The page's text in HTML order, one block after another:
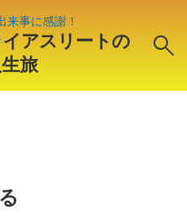
来事に感謝！
イアスリートの
旅